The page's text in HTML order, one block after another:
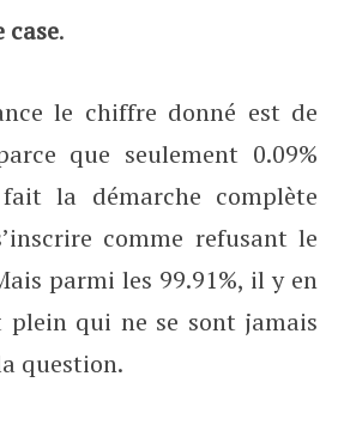
case.
le chiffre donné est de
que seulement 0.09%
la démarche complète
comme refusant le
parmi les 99.91%, il y en
plein qui ne se sont jamais
question.